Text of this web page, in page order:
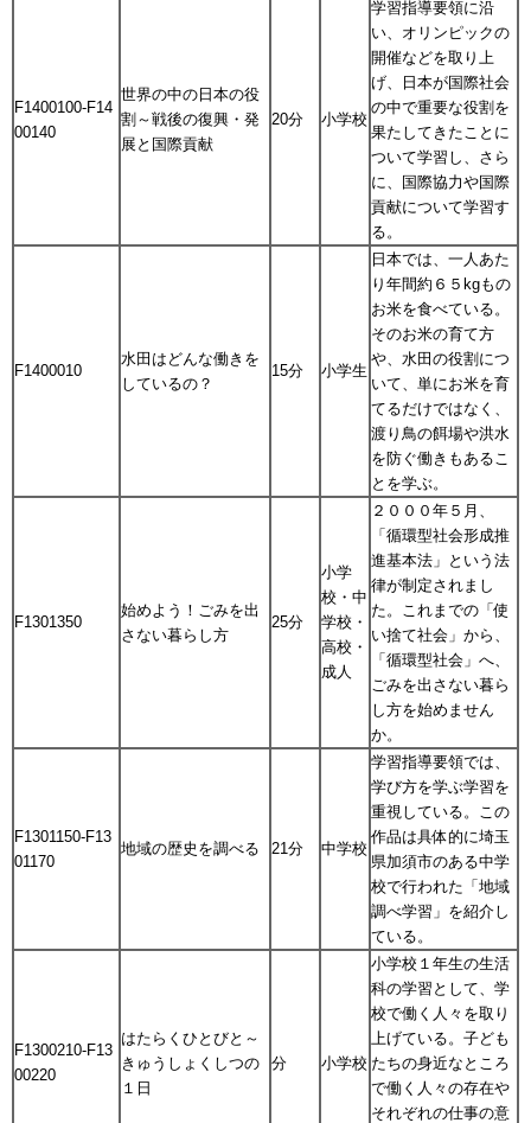
F1400100-F14
00140
世界の中の日本の役
割～戦後の復興・発
展と国際貢献
20分 小学校
学習指導要領に沿
い、オリンピックの
開催などを取り上
げ、日本が国際社会
の中で重要な役割を
果たしてきたことに
ついて学習し、さら
に、国際協力や国際
貢献について学習す
る。
F1400010
水田はどんな働きを
しているの？
15分 小学生
日本では、一人あた
り年間約６５kgもの
お米を食べている。
そのお米の育て方
や、水田の役割につ
いて、単にお米を育
てるだけではなく、
渡り鳥の餌場や洪水
を防ぐ働きもあるこ
とを学ぶ。
F1301350
始めよう！ごみを出
さない暮らし方
25分
小学
校・中
学校・
高校・
成人
２０００年５月、
「循環型社会形成推
進基本法」という法
律が制定されまし
た。これまでの「使
い捨て社会」から、
「循環型社会」へ、
ごみを出さない暮ら
し方を始めません
か。
F1301150-F13
01170
地域の歴史を調べる 21分 中学校
学習指導要領では、
学び方を学ぶ学習を
重視している。この
作品は具体的に埼玉
県加須市のある中学
校で行われた「地域
調べ学習」を紹介し
ている。
F1300210-F13
00220
はたらくひとびと～
きゅうしょくしつの
１日
分 小学校
小学校１年生の生活
科の学習として、学
校で働く人々を取り
上げている。子ども
たちの身近なところ
で働く人々の存在や
それぞれの仕事の意